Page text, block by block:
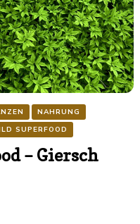
NAHRUNG
SUPERFOOD
– Giersch